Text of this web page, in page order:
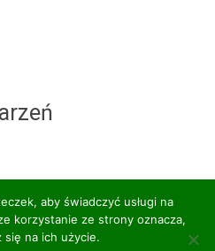
aby świadczyć usługi na
korzystanie ze strony oznacza,
się na ich użycie.